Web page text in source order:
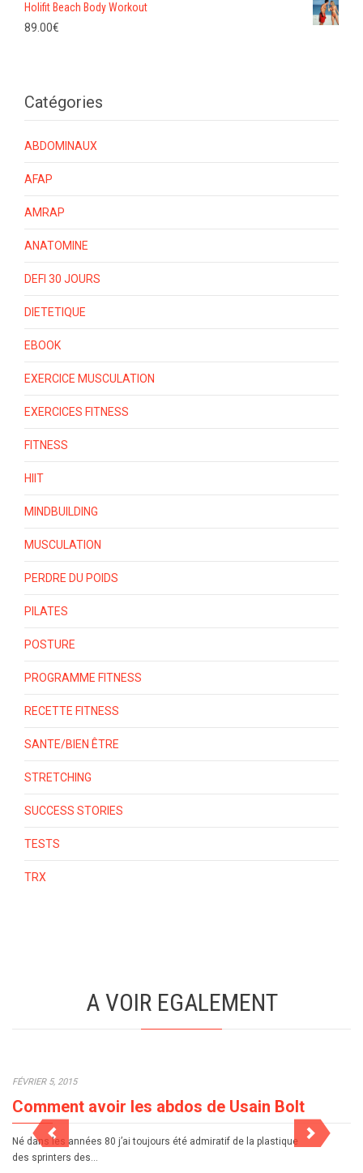
Holifit Beach Body Workout
89.00€
Catégories
ABDOMINAUX
AFAP
AMRAP
ANATOMINE
DEFI 30 JOURS
DIETETIQUE
EBOOK
EXERCICE MUSCULATION
EXERCICES FITNESS
FITNESS
HIIT
MINDBUILDING
MUSCULATION
PERDRE DU POIDS
PILATES
POSTURE
PROGRAMME FITNESS
RECETTE FITNESS
SANTE/BIEN ÊTRE
STRETCHING
SUCCESS STORIES
TESTS
TRX
A VOIR EGALEMENT
FÉVRIER 5, 2015
Comment avoir les abdos de Usain Bolt
Né dans les années 80 j’ai toujours été admiratif de la plastique
des sprinters des…